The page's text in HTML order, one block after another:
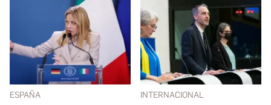
ESPAÑA INTERNACIONAL